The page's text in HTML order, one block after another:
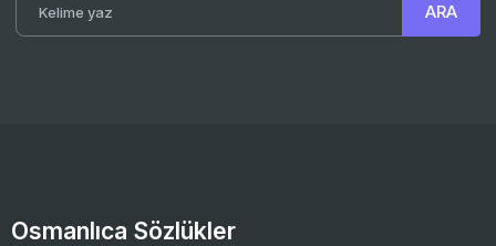
Osmanlıca Sözlükler